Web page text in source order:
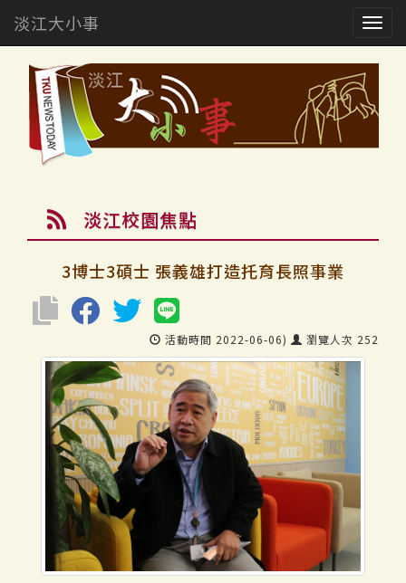
淡江大小事
淡江校園焦點
3博士3碩士 張義雄打造托育長照事業
活動時間 2022-06-06) 瀏覽人次 252